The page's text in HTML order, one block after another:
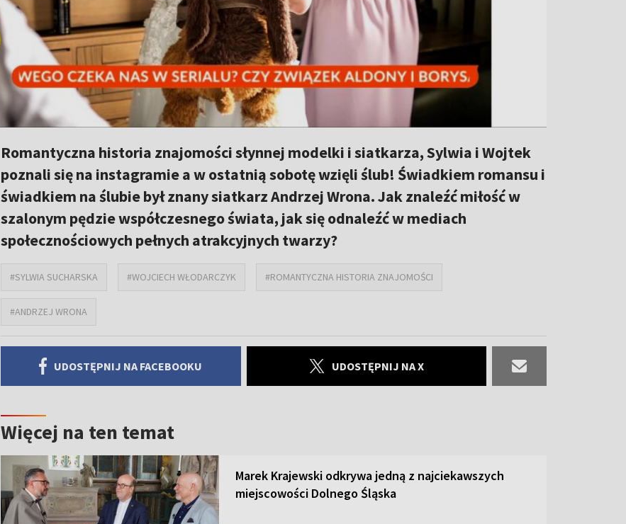
Romantyczna historia znajomości słynnej modelki i siatkarza, Sylwia i Wojtek
poznali się na instagramie a w ostatnią sobotę wzięli ślub! Świadkiem romansu i
świadkiem na ślubie był znany siatkarz Andrzej Wrona. Jak znaleźć miłość w
szalonym pędzie współczesnego świata, jak się odnaleźć w mediach
społecznościowych pełnych atrakcyjnych twarzy?
#SYLWIA SUCHARSKA #WOJCIECH WŁODARCZYK #ROMANTYCZNA HISTORIA ZNAJOMOŚCI
#ANDRZEJ WRONA
UDOSTĘPNIJ NA FACEBOOKU UDOSTĘPNIJ NA X
Więcej na ten temat
Marek Krajewski odkrywa jedną z najciekawszych
miejscowości Dolnego Śląska